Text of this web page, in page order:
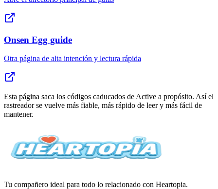
Onsen Egg guide
Otra página de alta intención y lectura rápida
Esta página saca los códigos caducados de Active a propósito. Así el
rastreador se vuelve más fiable, más rápido de leer y más fácil de
mantener.
Tu compañero ideal para todo lo relacionado con Heartopia.